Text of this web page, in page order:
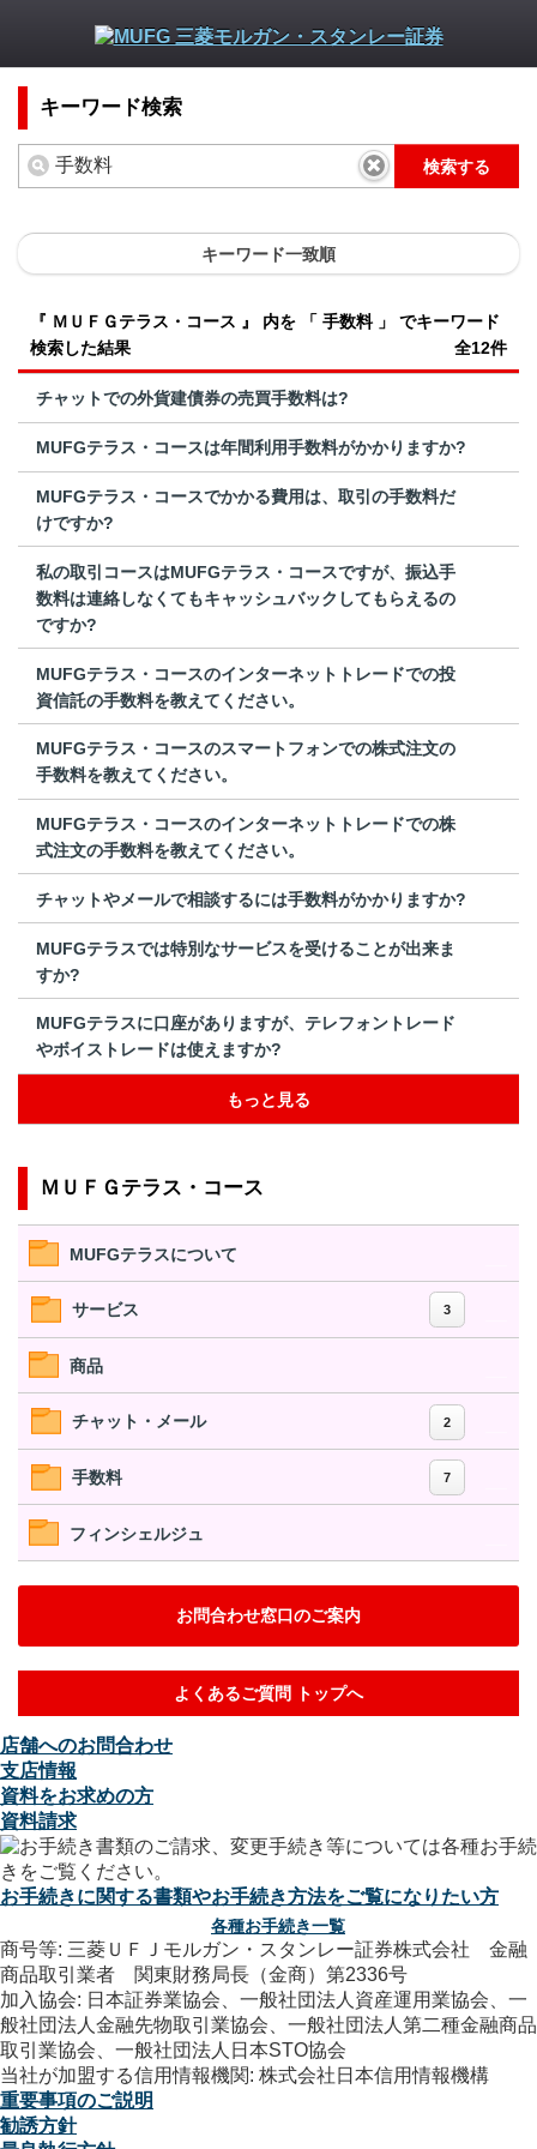
キーワード検索
検索する
キーワード一致順
『 ＭＵＦＧテラス・コース 』 内を 「 手数料 」 でキーワード
検索した結果
全12件
チャットでの外貨建債券の売買手数料は?
MUFGテラス・コースは年間利用手数料がかかりますか?
MUFGテラス・コースでかかる費用は、取引の手数料だ
けですか?
私の取引コースはMUFGテラス・コースですが、振込手
数料は連絡しなくてもキャッシュバックしてもらえるの
ですか?
MUFGテラス・コースのインターネットトレードでの投
資信託の手数料を教えてください。
MUFGテラス・コースのスマートフォンでの株式注文の
手数料を教えてください。
MUFGテラス・コースのインターネットトレードでの株
式注文の手数料を教えてください。
チャットやメールで相談するには手数料がかかりますか?
MUFGテラスでは特別なサービスを受けることが出来ま
すか?
MUFGテラスに口座がありますが、テレフォントレード
やボイストレードは使えますか?
もっと見る
ＭＵＦＧテラス・コース
MUFGテラスについて
サービス 3
商品
チャット・メール 2
手数料 7
フィンシェルジュ
お問合わせ窓口のご案内
よくあるご質問 トップへ
店舗へのお問合わせ
支店情報
資料をお求めの方
資料請求
お手続きに関する書類やお手続き方法をご覧になりたい方
各種お手続き一覧
商号等: 三菱ＵＦＪモルガン・スタンレー証券株式会社 金融
商品取引業者 関東財務局長（金商）第2336号
加入協会: 日本証券業協会、一般社団法人資産運用業協会、一
般社団法人金融先物取引業協会、一般社団法人第二種金融商品
取引業協会、一般社団法人日本STO協会
当社が加盟する信用情報機関: 株式会社日本信用情報機構
重要事項のご説明
勧誘方針